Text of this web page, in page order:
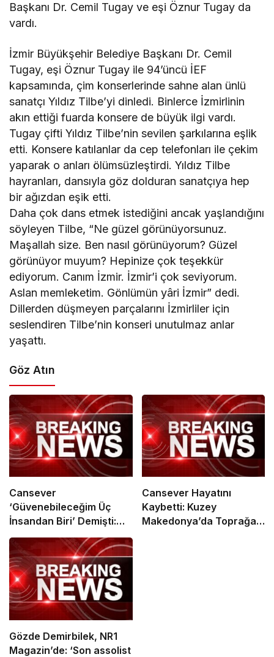
Başkanı Dr. Cemil Tugay ve eşi Öznur Tugay da
vardı.
İzmir Büyükşehir Belediye Başkanı Dr. Cemil
Tugay, eşi Öznur Tugay ile 94’üncü İEF
kapsamında, çim konserlerinde sahne alan ünlü
sanatçı Yıldız Tilbe’yi dinledi. Binlerce İzmirlinin
akın ettiği fuarda konsere de büyük ilgi vardı.
Tugay çifti Yıldız Tilbe’nin sevilen şarkılarına eşlik
etti. Konsere katılanlar da cep telefonları ile çekim
yaparak o anları ölümsüzleştirdi. Yıldız Tilbe
hayranları, dansıyla göz dolduran sanatçıya hep
bir ağızdan eşik etti.
Daha çok dans etmek istediğini ancak yaşlandığını
söyleyen Tilbe, “Ne güzel görünüyorsunuz.
Maşallah size. Ben nasıl görünüyorum? Güzel
görünüyor muyum? Hepinize çok teşekkür
ediyorum. Canım İzmir. İzmir’i çok seviyorum.
Aslan memleketim. Gönlümün yâri İzmir” dedi.
Dillerden düşmeyen parçalarını İzmirliler için
seslendiren Tilbe’nin konseri unutulmaz anlar
yaşattı.
Göz Atın
Cansever
‘Güvenebileceğim Üç
İnsandan Biri’ Demişti:
Mahmut Görgen’den
Cansever’e Duygusal
Veda
Cansever Hayatını
Kaybetti: Kuzey
Makedonya’da Toprağa
Gözde Demirbilek, NR1
Magazin’de: ‘Son assolist